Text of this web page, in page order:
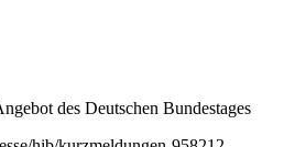
des Deutschen Bundestages